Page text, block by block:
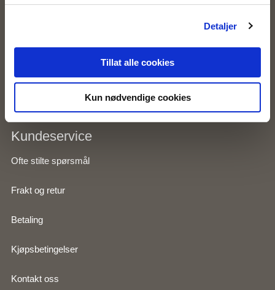
Detaljer
Tillat alle cookies
Kun nødvendige cookies
Om Zavanna
Personvernserklæring
Kundeservice
Ofte stilte spørsmål
Frakt og retur
Betaling
Kjøpsbetingelser
Kontakt oss